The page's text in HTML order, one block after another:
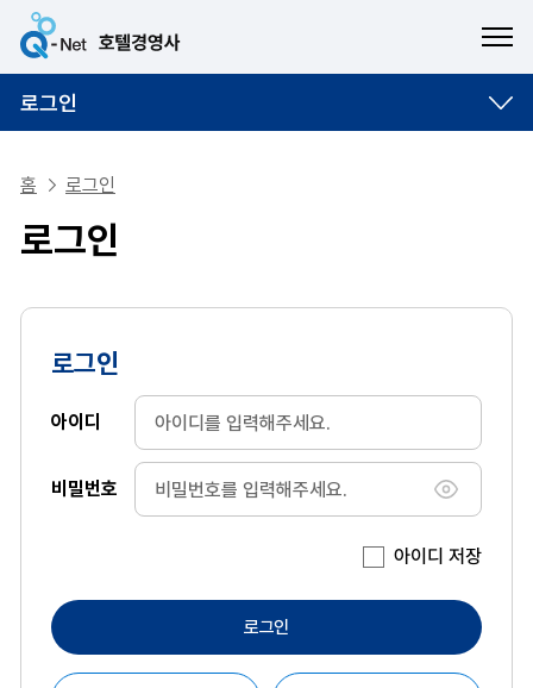
로그인
홈 로그인
로그인
로그인
아이디
비밀번호
비밀번호
아이디 저장
로그인